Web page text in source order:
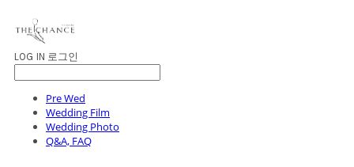
LOG IN 로그인
Pre Wed
Wedding Film
Wedding Photo
Q&A, FAQ